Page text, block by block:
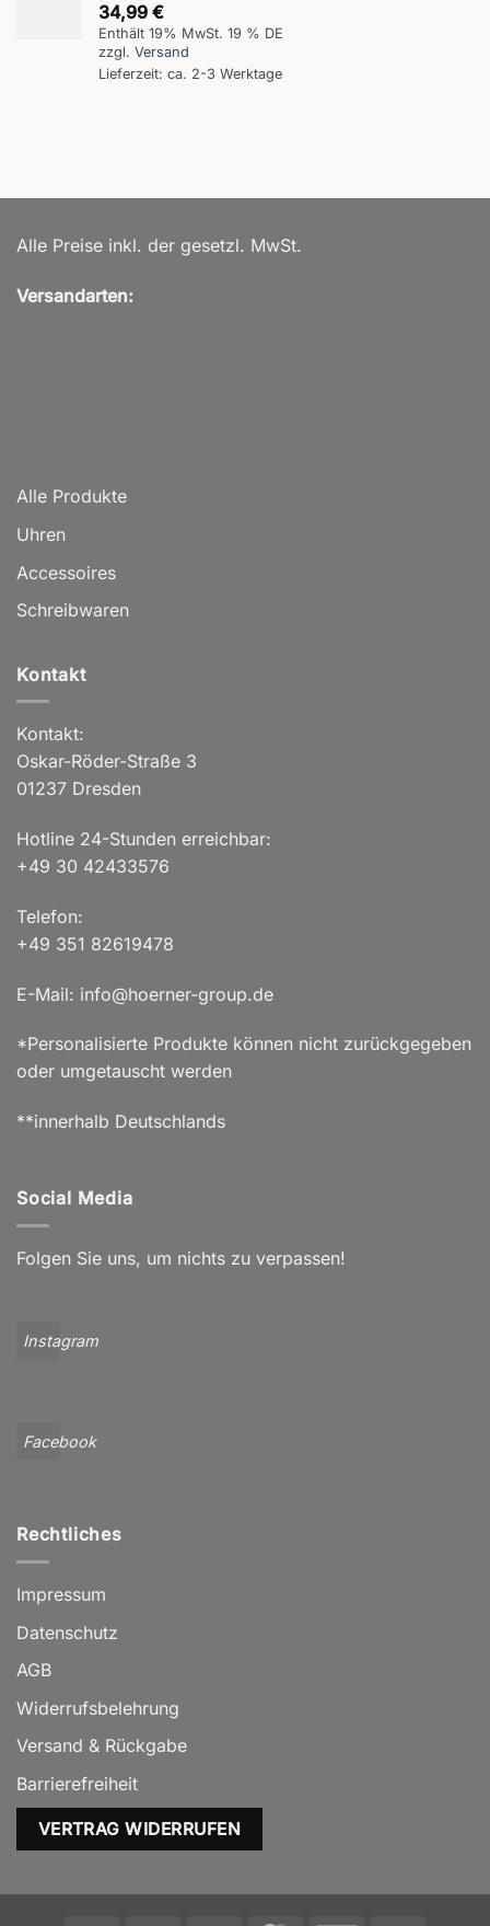
34,99 €
Enthält 19% MwSt. 19 % DE
zzgl. Versand
Lieferzeit: ca. 2-3 Werktage
Alle Preise inkl. der gesetzl. MwSt.
Versandarten:
Alle Produkte
Uhren
Accessoires
Schreibwaren
Kontakt
Kontakt:
Oskar-Röder-Straße 3
01237 Dresden
Hotline 24-Stunden erreichbar:
+49 30 42433576
Telefon:
+49 351 82619478
E-Mail: info@hoerner-group.de
*Personalisierte Produkte können nicht zurückgegeben
oder umgetauscht werden
**innerhalb Deutschlands
Social Media
Folgen Sie uns, um nichts zu verpassen!
Instagram
Facebook
Rechtliches
Impressum
Datenschutz
AGB
Widerrufsbelehrung
Versand & Rückgabe
Barrierefreiheit
VERTRAG WIDERRUFEN